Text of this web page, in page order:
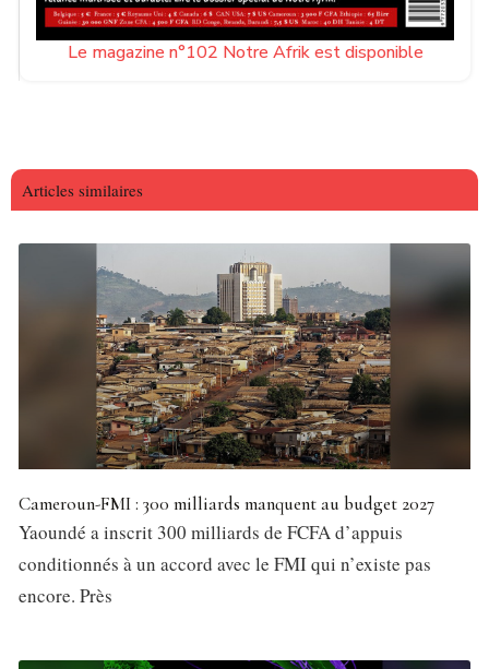
Le magazine n°102 Notre Afrik est disponible
Articles similaires
Cameroun-FMI : 300 milliards manquent au budget 2027
Yaoundé a inscrit 300 milliards de FCFA d’appuis
conditionnés à un accord avec le FMI qui n’existe pas
encore. Près